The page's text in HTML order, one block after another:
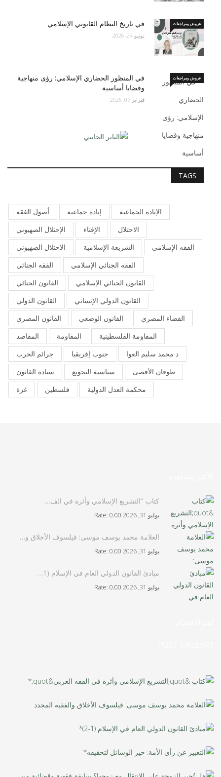
في تاريخ النظام القانوني الإسلامي عروض ومراجعات
يونيو 24, 2026
في المنظور الحضاري الإسلامي: رؤى منهاجية
وقضايا أساسية
عروض ومراجعات
فبراير 07, 2026
TAGS
أصول الفقه إبادة جماعية
الإبادة الجماعية
الإحتلال الصهيوني
الإفتاء
الاحتلال
الاحتلال الصهيوني
الشريعة الإسلامية
الفقه الإسلامي
الفقه الجنائي
الفقه الجنائي الإسلامي
القانون الجنائي
القانون الجنائي الإسلامي
القانون الدولي
القانون الدولي الإنساني
القانون المصري
القانون الوضعي
القضاء المصري
المقاصد
المقاومة
المقاومة الفلسطينية
جرائم الحرب
جنوب إفريقيا
د محمد سليم العوا
سيادة القانون
سياسية التجويع
طوفان الأقصى
غزة
فلسطين محكمة العدل الدولية
كتاب "التشريع الإسلامي وأثره في الف…
يوليو 31, 2026 Rate: 0.00
العلامة محمد يوسف موسى: فيلسوف الأخلاق و…
يوليو 31, 2026 Rate: 0.00
مبادئ القانون الدولي العام في الإسلام (1…
يوليو 31, 2026 Rate: 0.00